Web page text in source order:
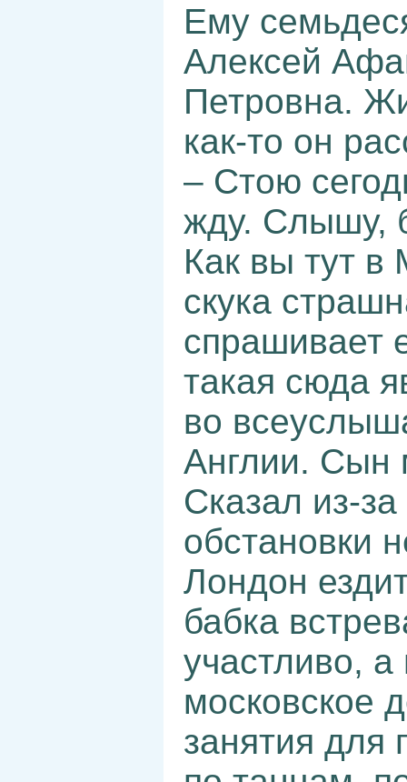
Ему
Алексей
Петровна.
как-то он
– Стою
жду. Слышу,
Как вы тут в
скука
спрашивает
такая сюда
во
Англии. Сын
Сказал из-
обстановки
Лондон
бабка
участливо,
московское
занятия для